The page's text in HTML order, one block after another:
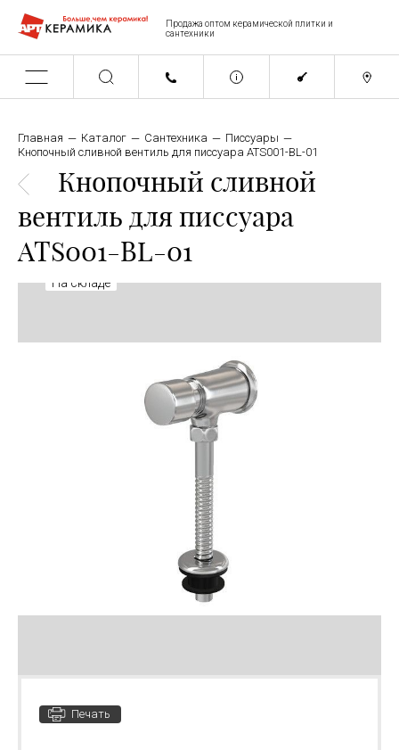
Продажа оптом керамической плитки и
сантехники
Главная Каталог Сантехника
Писсуары
Кнопочный сливной вентиль для писсуара ATS001-BL-01
Кнопочный сливной
вентиль для писсуара
ATS001-BL-01
На складе
Печать